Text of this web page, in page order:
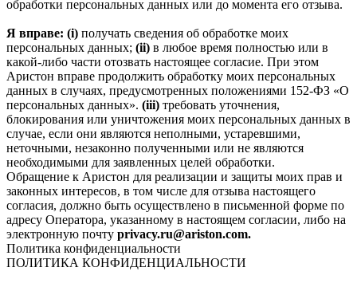
обработки персональных данных или до момента его отзыва.
Я вправе: (i) получать сведения об обработке моих
персональных данных; (ii) в любое время полностью или в
какой-либо части отозвать настоящее согласие. При этом
Аристон вправе продолжить обработку моих персональных
данных в случаях, предусмотренных положениями 152-ФЗ «О
персональных данных». (iii) требовать уточнения,
блокирования или уничтожения моих персональных данных в
случае, если они являются неполными, устаревшими,
неточными, незаконно полученными или не являются
необходимыми для заявленных целей обработки.
Обращение к Аристон для реализации и защиты моих прав и
законных интересов, в том числе для отзыва настоящего
согласия, должно быть осуществлено в письменной форме по
адресу Оператора, указанному в настоящем согласии, либо на
электронную почту privacy.ru@ariston.com.
Политика конфиденциальности
ПОЛИТИКА КОНФИДЕНЦИАЛЬНОСТИ